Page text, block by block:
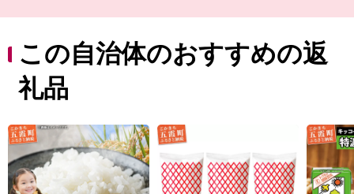
この自治体のおすすめの返
礼品